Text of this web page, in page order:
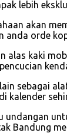
lebih
akan
anda orde
alas kaki
sebagai
kalender
undangan
Bandung